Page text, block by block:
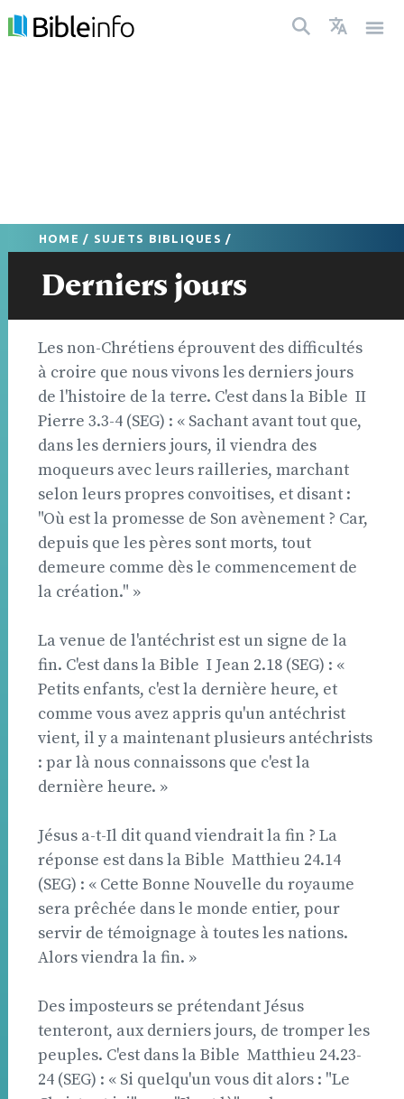
HOME / SUJETS BIBLIQUES /
Derniers jours
Les non-Chrétiens éprouvent des difficultés
à croire que nous vivons les derniers jours
de l'histoire de la terre. C'est dans la Bible  II
Pierre 3.3-4 (SEG) : « Sachant avant tout que,
dans les derniers jours, il viendra des
moqueurs avec leurs railleries, marchant
selon leurs propres convoitises, et disant :
"Où est la promesse de Son avènement ? Car,
depuis que les pères sont morts, tout
demeure comme dès le commencement de
la création." »
La venue de l'antéchrist est un signe de la
fin. C'est dans la Bible  I Jean 2.18 (SEG) : «
Petits enfants, c'est la dernière heure, et
comme vous avez appris qu'un antéchrist
vient, il y a maintenant plusieurs antéchrists
: par là nous connaissons que c'est la
dernière heure. »
Jésus a-t-Il dit quand viendrait la fin ? La
réponse est dans la Bible  Matthieu 24.14
(SEG) : « Cette Bonne Nouvelle du royaume
sera prêchée dans le monde entier, pour
servir de témoignage à toutes les nations.
Alors viendra la fin. »
Des imposteurs se prétendant Jésus
tenteront, aux derniers jours, de tromper les
peuples. C'est dans la Bible  Matthieu 24.23-
24 (SEG) : « Si quelqu'un vous dit alors : "Le